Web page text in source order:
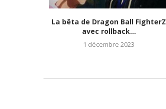
La bêta de Dragon Ball FighterZ
avec rollback...
1 décembre 2023